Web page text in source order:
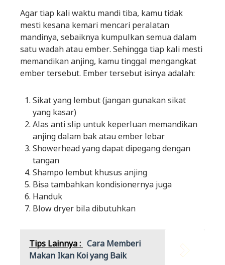
Agar tiap kali waktu mandi tiba, kamu tidak
mesti kesana kemari mencari peralatan
mandinya, sebaiknya kumpulkan semua dalam
satu wadah atau ember. Sehingga tiap kali mesti
memandikan anjing, kamu tinggal mengangkat
ember tersebut. Ember tersebut isinya adalah:
Sikat yang lembut (jangan gunakan sikat
yang kasar)
Alas anti slip untuk keperluan memandikan
anjing dalam bak atau ember lebar
Showerhead yang dapat dipegang dengan
tangan
Shampo lembut khusus anjing
Bisa tambahkan kondisionernya juga
Handuk
Blow dryer bila dibutuhkan
Tips Lainnya : Cara Memberi
Makan Ikan Koi yang Baik